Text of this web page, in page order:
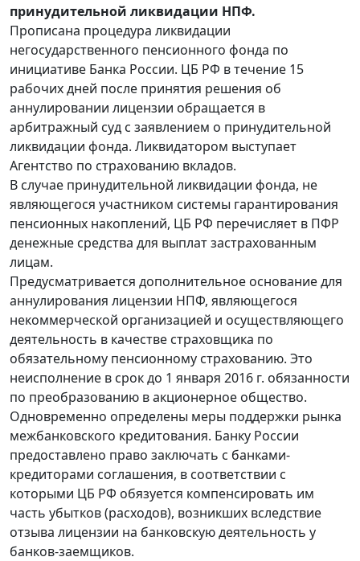
принудительной ликвидации НПФ.
Прописана процедура ликвидации
негосударственного пенсионного фонда по
инициативе Банка России. ЦБ РФ в течение 15
рабочих дней после принятия решения об
аннулировании лицензии обращается в
арбитражный суд с заявлением о принудительной
ликвидации фонда. Ликвидатором выступает
Агентство по страхованию вкладов.
В случае принудительной ликвидации фонда, не
являющегося участником системы гарантирования
пенсионных накоплений, ЦБ РФ перечисляет в ПФР
денежные средства для выплат застрахованным
лицам.
Предусматривается дополнительное основание для
аннулирования лицензии НПФ, являющегося
некоммерческой организацией и осуществляющего
деятельность в качестве страховщика по
обязательному пенсионному страхованию. Это
неисполнение в срок до 1 января 2016 г. обязанности
по преобразованию в акционерное общество.
Одновременно определены меры поддержки рынка
межбанковского кредитования. Банку России
предоставлено право заключать с банками-
кредиторами соглашения, в соответствии с
которыми ЦБ РФ обязуется компенсировать им
часть убытков (расходов), возникших вследствие
отзыва лицензии на банковскую деятельность у
банков-заемщиков.